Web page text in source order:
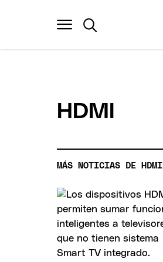
HDMI
MÁS NOTICIAS DE HDMI